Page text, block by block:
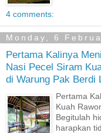
4 comments:
Monday, 6
Pertama Kalinya
Nasi Pecel Siram
di Warung Pak Berdi
Pertama
Kuah
Begitulah
harapkan